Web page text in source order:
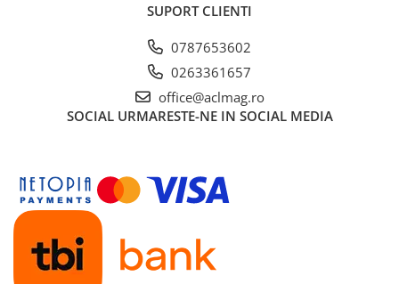
Rulmenti
Volanta
Produse
ROTAKT
Scarificator
TOTAL
SUPORT CLIENTI
0787653602
0263361657
office@aclmag.ro
SOCIAL URMARESTE-NE IN SOCIAL MEDIA